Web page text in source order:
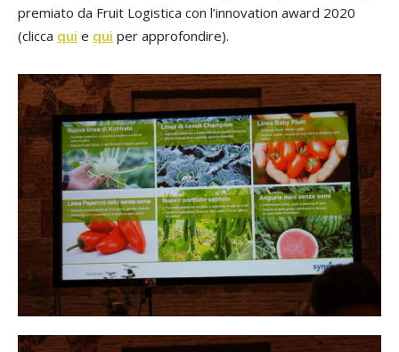
premiato da Fruit Logistica con l’innovation award 2020
(clicca qui e qui per approfondire).